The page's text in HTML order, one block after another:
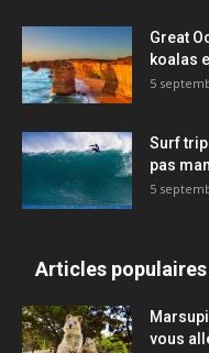
Great
koalas
5
Surf
pas
5
Articles populaires
vous